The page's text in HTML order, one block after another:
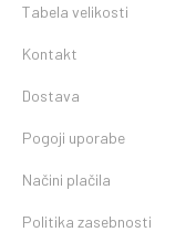
Tabela velikosti
Kontakt
Dostava
Pogoji uporabe
Načini plačila
Politika zasebnosti